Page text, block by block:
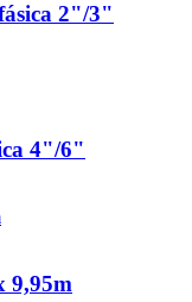
2"/3"
4"/6"
9,95m